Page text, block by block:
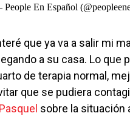
En Español
que ya va a salir mi
a su casa. Lo que
de terapia normal,
que se pudiera
sobre la situación